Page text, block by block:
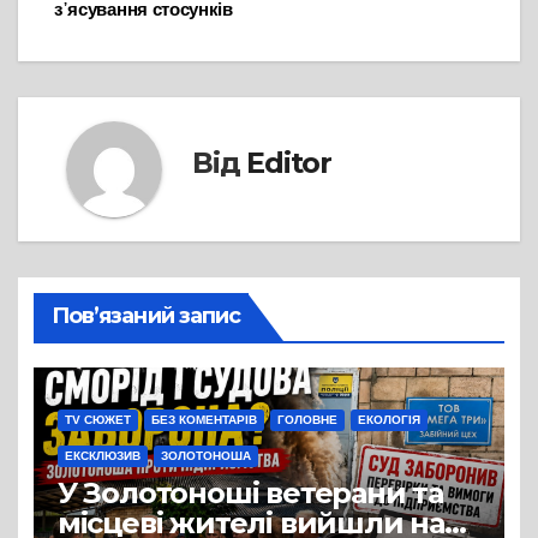
з᾽ясування стосунків
Від Editor
Пов’язаний запис
TV СЮЖЕТ БЕЗ КОМЕНТАРІВ ГОЛОВНЕ ЕКОЛОГІЯ
ЕКСКЛЮЗИВ ЗОЛОТОНОША
У Золотоноші ветерани та
місцеві жителі вийшли на